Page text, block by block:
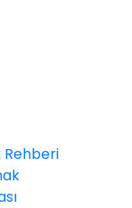
Rehberi